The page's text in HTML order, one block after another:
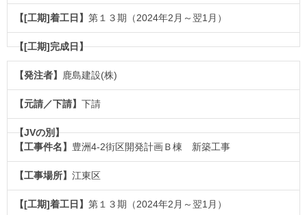
第１３期（2024年2月～翌1月）
鹿島建設(株)
下請
豊洲4-2街区開発計画Ｂ棟 新築工事
江東区
第１３期（2024年2月～翌1月）